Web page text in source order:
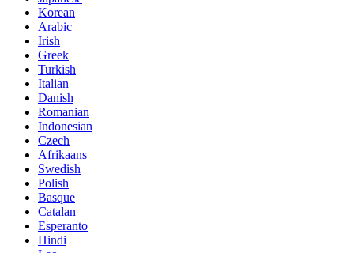
Korean
Arabic
Irish
Greek
Turkish
Italian
Danish
Romanian
Indonesian
Czech
Afrikaans
Swedish
Polish
Basque
Catalan
Esperanto
Hindi